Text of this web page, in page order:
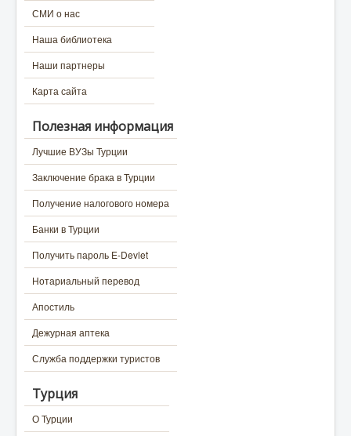
СМИ о нас
Наша библиотека
Наши партнеры
Карта сайта
Полезная информация
Лучшие ВУЗы Турции
Заключение брака в Турции
Получение налогового номера
Банки в Турции
Получить пароль E-Devlet
Нотариальный перевод
Апостиль
Дежурная аптека
Служба поддержки туристов
Турция
О Турции